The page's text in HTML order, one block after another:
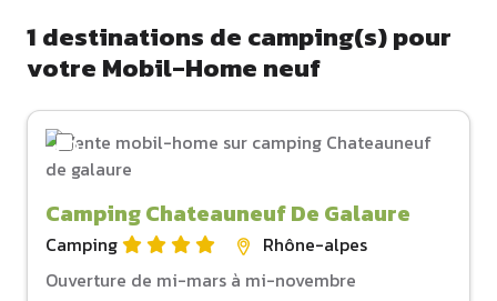
1 destinations de camping(s) pour
votre Mobil-Home neuf
Camping Chateauneuf De Galaure
Camping
Rhône-alpes
Ouverture de mi-mars à mi-novembre